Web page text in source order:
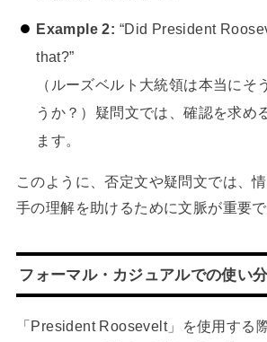
Example 2: “Did President
that?”
（ルーズベルト大統領は本当にそ
うか？）疑問文では、確認を求め
ます。
このように、否定文や疑問文では、
手の理解を助けるために文脈が重要で
フォーマル・カジュアルでの使い
「President Roosevelt」を使用する